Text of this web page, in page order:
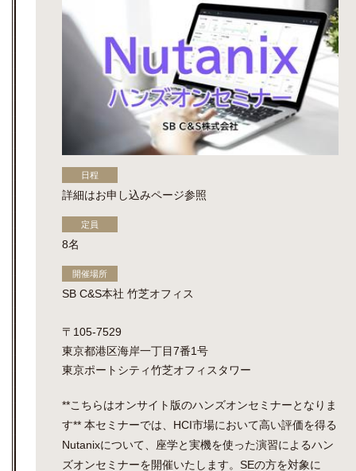
日程
詳細はお申し込みページ参照
定員
8名
開催場所
SB C&S本社 竹芝オフィス
〒105-7529
東京都港区海岸一丁目7番1号
東京ポートシティ竹芝オフィスタワー
**こちらはオンサイト版のハンズオンセミナーとなりま
す** 本セミナーでは、HCI市場において高い評価を得る
Nutanixについて、座学と実機を使った演習によるハン
ズオンセミナーを開催いたします。SEの方を対象に